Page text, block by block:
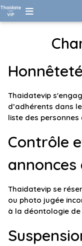
Thaidatevip
d’adhérents dans
liste des personnes
Contrôle
Thaidatevip se
ou photo jugée
à la déontologie